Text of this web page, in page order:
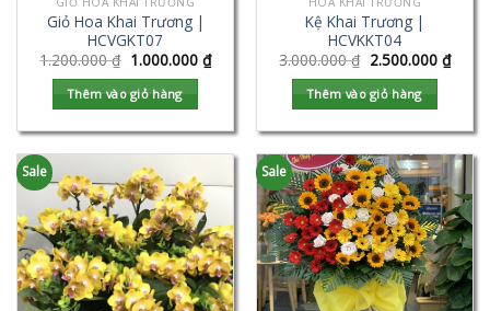
Giỏ Hoa Khai Trương |
HCVGKT07
1.200.000₫ 1.000.000 ₫
Thêm vào giỏ hàng
Kệ Khai Trương |
HCVKKT04
3.000.000₫ 2.500.000 ₫
Thêm vào giỏ hàng
Sale Sale